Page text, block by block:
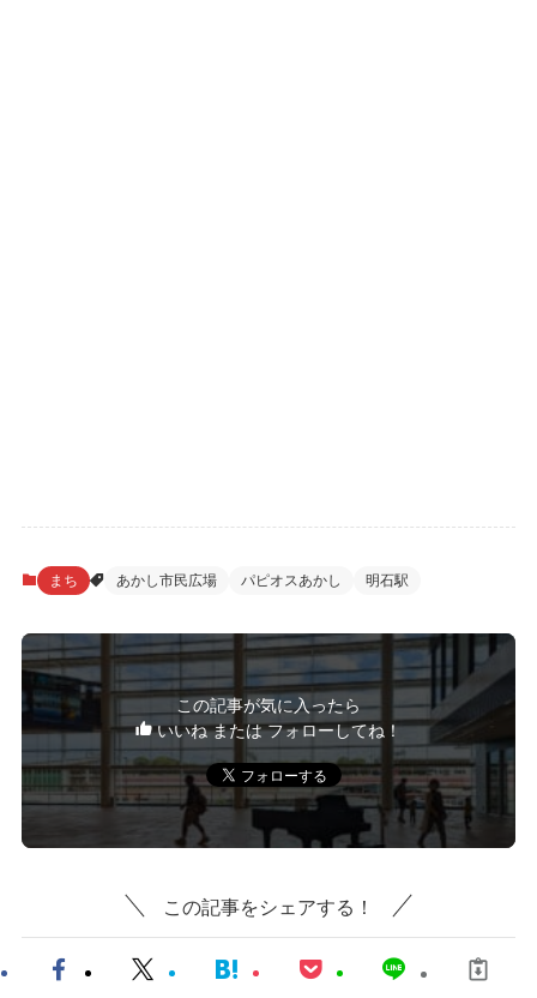
まち あかし市民広場 パピオスあかし 明石駅
この記事が気に入ったら
いいね または フォローしてね！
この記事をシェアする！